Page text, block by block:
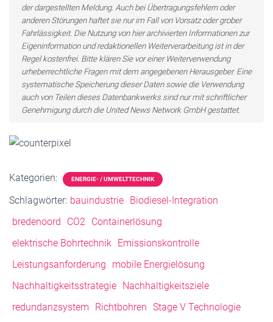
der dargestellten Meldung. Auch bei Übertragungsfehlern oder
anderen Störungen haftet sie nur im Fall von Vorsatz oder grober
Fahrlässigkeit. Die Nutzung von hier archivierten Informationen zur
Eigeninformation und redaktionellen Weiterverarbeitung ist in der
Regel kostenfrei. Bitte klären Sie vor einer Weiterverwendung
urheberrechtliche Fragen mit dem angegebenen Herausgeber. Eine
systematische Speicherung dieser Daten sowie die Verwendung
auch von Teilen dieses Datenbankwerks sind nur mit schriftlicher
Genehmigung durch die United News Network GmbH gestattet.
Kategorien: ENERGIE- / UMWELTTECHNIK
Schlagwörter: bauindustrie
Biodiesel-Integration
bredenoord
CO2 Containerlösung
elektrische Bohrtechnik
Emissionskontrolle
Leistungsanforderung
mobile Energielösung
Nachhaltigkeitsstrategie
Nachhaltigkeitsziele
redundanzsystem
Richtbohren Stage V Technologie